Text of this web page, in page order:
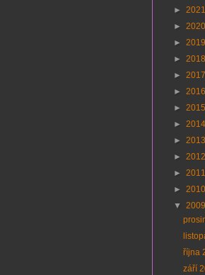
► 2021
► 2020
► 2019
► 2018
► 2017
► 2016
► 2015
► 2014
► 2013
► 2012
► 2011
► 2010
▼ 2009
října
září